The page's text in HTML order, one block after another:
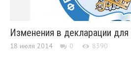
Изменения в декларации
18 июля 2014 0 8390